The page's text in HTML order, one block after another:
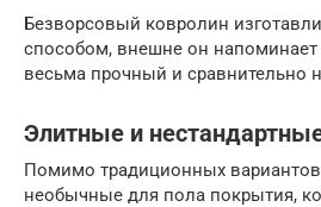
Безворсовый ковролин
способом, внешне он
весьма прочный и сравнительно
Элитные и
Помимо традиционных
необычные для пола покрытия,